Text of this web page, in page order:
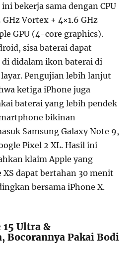
bekerja sama dengan CPU
Vortex + 4×1.6 GHz
GPU (4-core graphics).
sisa baterai dapat
didalam ikon baterai di
Pengujian lebih lanjut
ketiga iPhone juga
baterai yang lebih pendek
bikinan
Samsung Galaxy Note 9,
Pixel 2 XL. Hasil ini
klaim Apple yang
dapat bertahan 30 menit
bersama iPhone X.
Ultra &
Bocorannya Pakai Bodi